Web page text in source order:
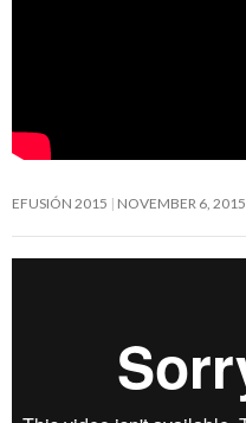
EFUSIÓN 2015 NOVEMBER 6, 2015